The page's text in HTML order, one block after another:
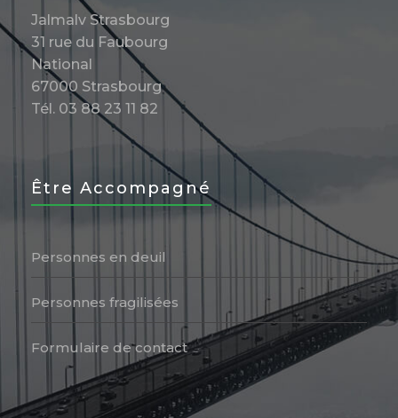
Jalmalv Strasbourg
31 rue du Faubourg
National
67000 Strasbourg
Tél. 03 88 23 11 82
Être Accompagné
Personnes en deuil
Personnes fragilisées
Formulaire de contact